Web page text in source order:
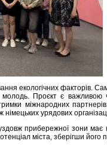
екологічних факторів.
Проєкт є важливою
міжнародних
урядових
прибережної зони
міста, зберігши його